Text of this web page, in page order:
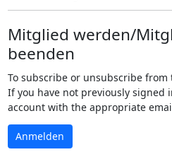
Mitglied werden/
beenden
To subscribe or unsubscribe
If you have not previously signed
account with the appropriate
Anmelden